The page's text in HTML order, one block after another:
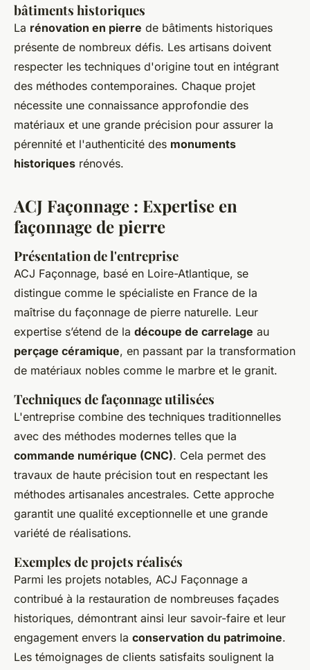
bâtiments historiques
La rénovation en pierre de bâtiments historiques
présente de nombreux défis. Les artisans doivent
respecter les techniques d'origine tout en intégrant
des méthodes contemporaines. Chaque projet
nécessite une connaissance approfondie des
matériaux et une grande précision pour assurer la
pérennité et l'authenticité des monuments
historiques rénovés.
ACJ Façonnage : Expertise en
façonnage de pierre
Présentation de l'entreprise
ACJ Façonnage, basé en Loire-Atlantique, se
distingue comme le spécialiste en France de la
maîtrise du façonnage de pierre naturelle. Leur
expertise s’étend de la découpe de carrelage au
perçage céramique, en passant par la transformation
de matériaux nobles comme le marbre et le granit.
Techniques de façonnage utilisées
L'entreprise combine des techniques traditionnelles
avec des méthodes modernes telles que la
commande numérique (CNC). Cela permet des
travaux de haute précision tout en respectant les
méthodes artisanales ancestrales. Cette approche
garantit une qualité exceptionnelle et une grande
variété de réalisations.
Exemples de projets réalisés
Parmi les projets notables, ACJ Façonnage a
contribué à la restauration de nombreuses façades
historiques, démontrant ainsi leur savoir-faire et leur
engagement envers la conservation du patrimoine.
Les témoignages de clients satisfaits soulignent la